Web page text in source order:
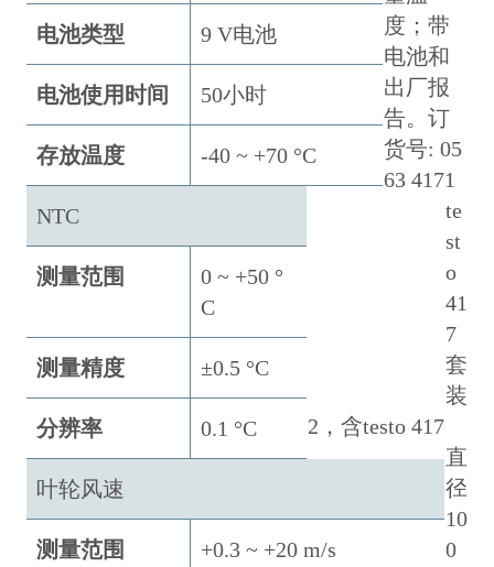
电池类型 9 V电池
电池使用时间 50小时
存放温度 -40 ~ +70 °C
NTC
测量范围
0 ~ +50 °
C
测量精度 ±0.5 °C
分辨率 0.1 °C
叶轮风速
测量范围 +0.3 ~ +20 m/s
度；带
电池和
出厂报
告。订
货号: 05
63 4171
te
st
o
41
7
套
装
2，含testo 417
直
径
10
0